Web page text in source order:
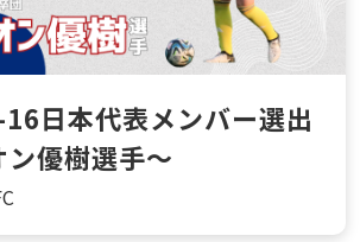
日本代表メンバー選出
優樹選手～